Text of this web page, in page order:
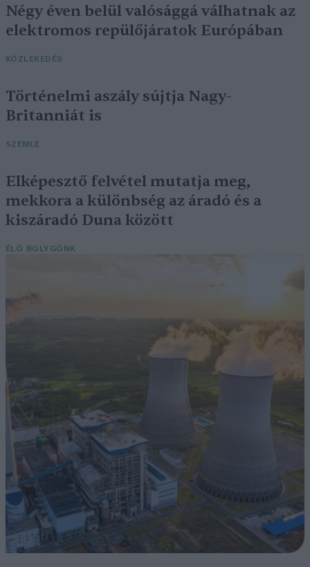
Négy éven belül valósággá válhatnak az
elektromos repülőjáratok Európában
KÖZLEKEDÉS
Történelmi aszály sújtja Nagy-
Britanniát is
SZEMLE
Elképesztő felvétel mutatja meg,
mekkora a különbség az áradó és a
kiszáradó Duna között
ÉLŐ BOLYGÓNK